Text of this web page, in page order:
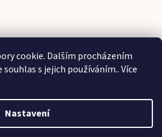
cookie. Dalším procházením
s jejich používáním.. Více
Nastavení
Vytvořil Shoptet